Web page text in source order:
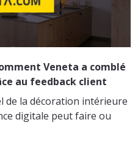
Veneta a comblé
au feedback client
de la décoration intérieure
digitale peut faire ou